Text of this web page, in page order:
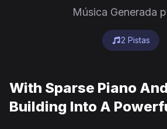
Música Generada
2 Pistas
With Sparse Piano
Building Into A